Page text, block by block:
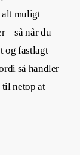
alt muligt
– så når du
og fastlagt
så handler
netop at